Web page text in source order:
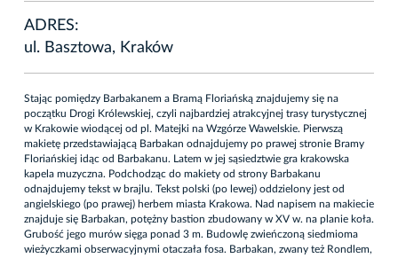
ADRES:
ul. Basztowa, Kraków
Stając pomiędzy Barbakanem a Bramą Floriańską znajdujemy się na
początku Drogi Królewskiej, czyli najbardziej atrakcyjnej trasy turystycznej
w Krakowie wiodącej od pl. Matejki na Wzgórze Wawelskie. Pierwszą
makietę przedstawiającą Barbakan odnajdujemy po prawej stronie Bramy
Floriańskiej idąc od Barbakanu. Latem w jej sąsiedztwie gra krakowska
kapela muzyczna. Podchodząc do makiety od strony Barbakanu
odnajdujemy tekst w brajlu. Tekst polski (po lewej) oddzielony jest od
angielskiego (po prawej) herbem miasta Krakowa. Nad napisem na makiecie
znajduje się Barbakan, potężny bastion zbudowany w XV w. na planie koła.
Grubość jego murów sięga ponad 3 m. Budowlę zwieńczoną siedmioma
wieżyczkami obserwacyjnymi otaczała fosa. Barbakan, zwany też Rondlem,